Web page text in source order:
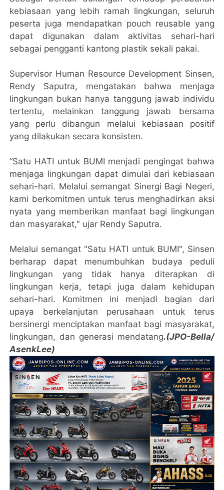
kebiasaan yang lebih ramah lingkungan, seluruh
peserta juga mendapatkan pouch reusable yang
dapat digunakan dalam aktivitas sehari-hari
sebagai pengganti kantong plastik sekali pakai.
Supervisor Human Resource Development Sinsen,
Rendy Saputra, mengatakan bahwa menjaga
lingkungan bukan hanya tanggung jawab individu
tertentu, melainkan tanggung jawab bersama
yang perlu dibangun melalui kebiasaan positif
yang dilakukan secara konsisten.
“Satu HATI untuk BUMI menjadi pengingat bahwa
menjaga lingkungan dapat dimulai dari kebiasaan
sehari-hari. Melalui semangat Sinergi Bagi Negeri,
kami berkomitmen untuk terus menghadirkan aksi
nyata yang memberikan manfaat bagi lingkungan
dan masyarakat," ujar Rendy Saputra.
Melalui semangat "Satu HATI untuk BUMI", Sinsen
berharap dapat menumbuhkan budaya peduli
lingkungan yang tidak hanya diterapkan di
lingkungan kerja, tetapi juga dalam kehidupan
sehari-hari. Komitmen ini menjadi bagian dari
upaya berkelanjutan perusahaan untuk terus
bersinergi menciptakan manfaat bagi masyarakat,
lingkungan, dan generasi mendatang.(JPO-Bella/
AsenkLee)